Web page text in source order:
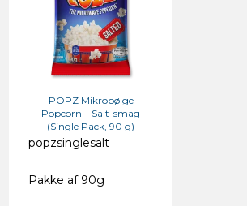
POPZ Mikrobølge
Popcorn – Salt-smag
(Single Pack, 90 g)
popzsinglesalt
Pakke af 90g